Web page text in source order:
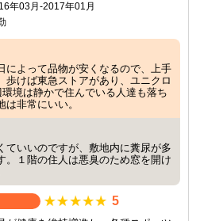
年03月-2017年01月
によって品物が安くなるので、上手
歩けば東急ストアがあり、ユニクロ
境は静かで住んでいる人達も落ち
非常にいい。
ていいのですが、敷地内に糞尿が多
。１階の住人は悪臭のため窓を開け
5